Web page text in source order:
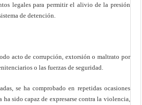
legales para permitir el alivio de la presión
de detención.
acto de corrupción, extorsión o maltrato por
o las fuerzas de seguridad.
se ha comprobado en repetidas ocasiones
ha sido capaz de expresarse contra la violencia,